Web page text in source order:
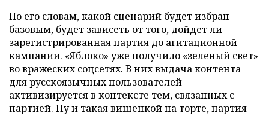
По его словам, какой сценарий будет избран
базовым, будет зависеть от того, дойдет ли
зарегистрированная партия до агитационной
кампании. «Яблоко» уже получило «зеленый свет»
во вражеских соцсетях. В них выдача контента
для русскоязычных пользователей
активизируется в контексте тем, связанных с
партией. Ну и такая вишенкой на торте, партия